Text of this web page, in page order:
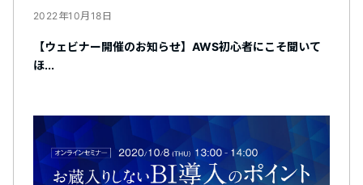
2022年10月18日
【ウェビナー開催のお知らせ】AWS初心者にこそ聞いて
ほ...